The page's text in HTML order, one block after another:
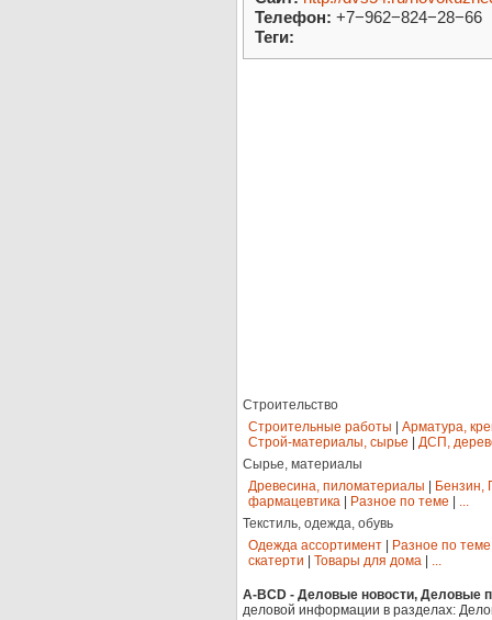
Телефон: +7−962−824−28−66
Теги:
Строительство
Строительные работы
Арматура,
Строй-материалы, сырье
ДСП,
Сырье, материалы
Древесина, пиломатериалы
Бензин,
фармацевтика
Разное по теме
...
Текстиль, одежда, обувь
Одежда ассортимент
Разное по теме
скатерти
Товары для дома ...
A-BCD - Деловые новости, Деловые
деловой информации в разделах: